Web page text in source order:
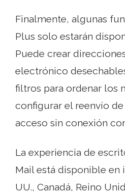
Finalmente, algunas
Plus solo estarán
Puede crear
electrónico
filtros para ordenar los
configurar el reenvío
acceso sin conexión
La experiencia de
Mail está disponible en
UU., Canadá, Reino